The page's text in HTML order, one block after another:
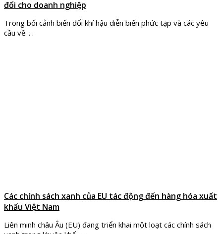
đổi cho doanh nghiệp
Trong bối cảnh biến đổi khí hậu diễn biến phức tạp và các yêu
cầu về. . .
Các chính sách xanh của EU tác động đến hàng hóa xuất
khẩu Việt Nam
Liên minh châu Âu (EU) đang triển khai một loạt các chính sách